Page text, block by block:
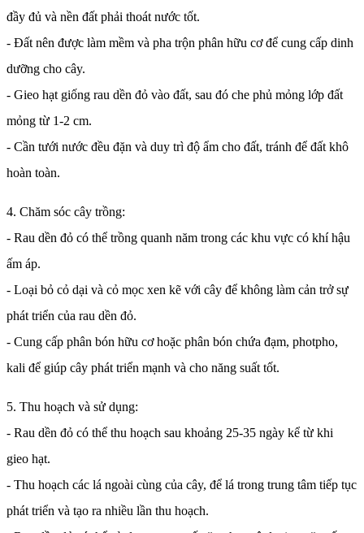
đầy đủ và nền đất phải thoát nước tốt.
- Đất nên được làm mềm và pha trộn phân hữu cơ để cung cấp dinh
dưỡng cho cây.
- Gieo hạt giống rau dền đỏ vào đất, sau đó che phủ mỏng lớp đất
mỏng từ 1-2 cm.
- Cần tưới nước đều đặn và duy trì độ ẩm cho đất, tránh để đất khô
hoàn toàn.
4. Chăm sóc cây trồng:
- Rau dền đỏ có thể trồng quanh năm trong các khu vực có khí hậu
ấm áp.
- Loại bỏ cỏ dại và cỏ mọc xen kẽ với cây để không làm cản trở sự
phát triển của rau dền đỏ.
- Cung cấp phân bón hữu cơ hoặc phân bón chứa đạm, photpho,
kali để giúp cây phát triển mạnh và cho năng suất tốt.
5. Thu hoạch và sử dụng:
- Rau dền đỏ có thể thu hoạch sau khoảng 25-35 ngày kể từ khi
gieo hạt.
- Thu hoạch các lá ngoài cùng của cây, để lá trong trung tâm tiếp tục
phát triển và tạo ra nhiều lần thu hoạch.